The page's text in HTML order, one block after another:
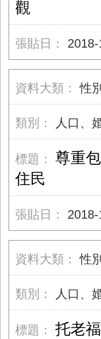
觀
性
人口、
尊重
住民
性
人口、
托老